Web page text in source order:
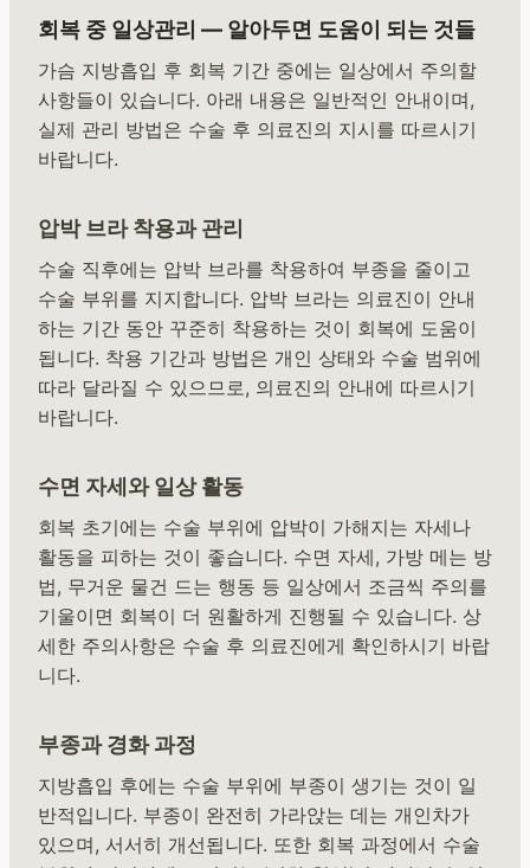
회복 중 일상관리 — 알아두면 도움이 되는 것들
가슴 지방흡입 후 회복 기간 중에는 일상에서 주의할
사항들이 있습니다. 아래 내용은 일반적인 안내이며,
실제 관리 방법은 수술 후 의료진의 지시를 따르시기
바랍니다.
압박 브라 착용과 관리
수술 직후에는 압박 브라를 착용하여 부종을 줄이고
수술 부위를 지지합니다. 압박 브라는 의료진이 안내
하는 기간 동안 꾸준히 착용하는 것이 회복에 도움이
됩니다. 착용 기간과 방법은 개인 상태와 수술 범위에
따라 달라질 수 있으므로, 의료진의 안내에 따르시기
바랍니다.
수면 자세와 일상 활동
회복 초기에는 수술 부위에 압박이 가해지는 자세나
활동을 피하는 것이 좋습니다. 수면 자세, 가방 메는 방
법, 무거운 물건 드는 행동 등 일상에서 조금씩 주의를
기울이면 회복이 더 원활하게 진행될 수 있습니다. 상
세한 주의사항은 수술 후 의료진에게 확인하시기 바랍
니다.
부종과 경화 과정
지방흡입 후에는 수술 부위에 부종이 생기는 것이 일
반적입니다. 부종이 완전히 가라앉는 데는 개인차가
있으며, 서서히 개선됩니다. 또한 회복 과정에서 수술